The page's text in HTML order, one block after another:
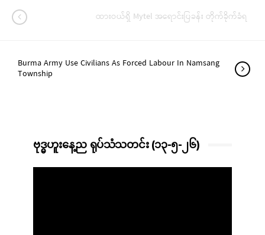
ထားဝယ်ရှိ Mytel အရောင်းပြခန်း တိုက်ခိုက်ခံရ
Burma Army Use Civilians As Forced Labour In Namsang
Township
ဗုဒ္ဓဟူးနေ့ည ရုပ်သံသတင်း (၁၃-၅-၂၆)